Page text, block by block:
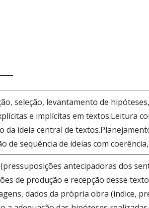
seleção, levantamento de
e implícitas em textos.Leitura
ideia central de
de sequência de ideias com
antecipadoras dos
de produção e recepção desse
dados da própria obra (índice,